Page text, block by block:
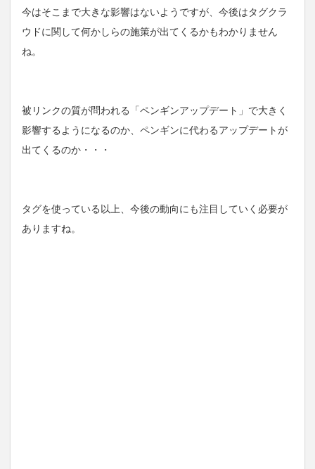
今はそこまで大きな影響はないようですが、今後はタグクラ
ウドに関して何かしらの施策が出てくるかもわかりません
ね。
被リンクの質が問われる「ペンギンアップデート」で大きく
影響するようになるのか、ペンギンに代わるアップデートが
出てくるのか・・・
タグを使っている以上、今後の動向にも注目していく必要が
ありますね。